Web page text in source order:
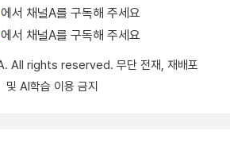
서 채널A를 구독해 주세요
서 채널A를 구독해 주세요
All rights reserved. 무단 전재, 재배포
및 AI학습 이용 금지